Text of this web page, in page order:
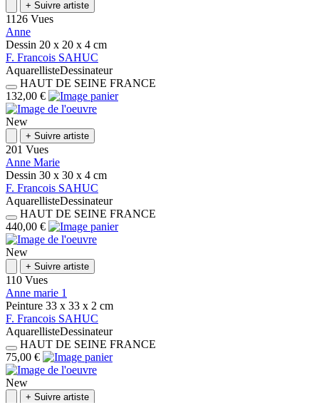
+ Suivre artiste
1126 Vues
Anne
Dessin 20 x 20 x 4 cm
F. Francois SAHUC
AquarellisteDessinateur
HAUT DE SEINE FRANCE
132,00 €
New
+ Suivre artiste
201 Vues
Anne Marie
Dessin 30 x 30 x 4 cm
F. Francois SAHUC
AquarellisteDessinateur
HAUT DE SEINE FRANCE
440,00 €
New
+ Suivre artiste
110 Vues
Anne marie 1
Peinture 33 x 33 x 2 cm
F. Francois SAHUC
AquarellisteDessinateur
HAUT DE SEINE FRANCE
75,00 €
New
+ Suivre artiste